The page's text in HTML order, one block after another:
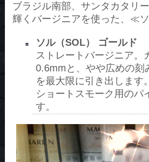
ブラジル南部、サンタカタリ
輝くバージニアを使った、≪
ソル（SOL） ゴールド
ストレートバージニア。
0.6mmと、やや広めの刻
を最大限に引き出します。
ショートスモーク用のパ
す。